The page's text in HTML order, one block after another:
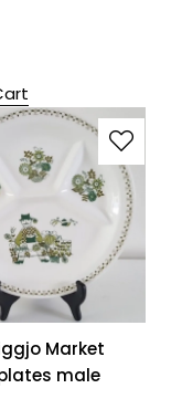
Market
male